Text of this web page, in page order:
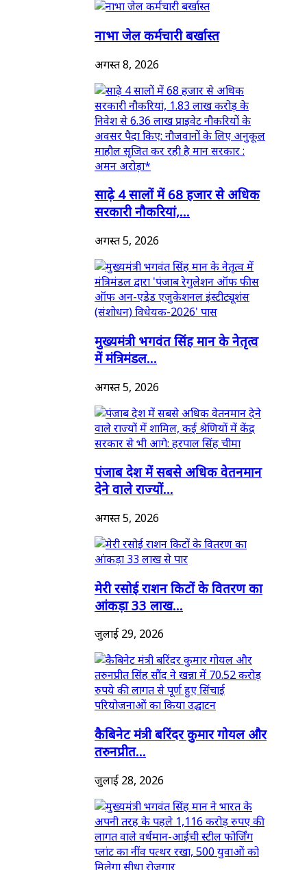
नाभा जेल कर्मचारी बर्खास्त
अगस्त 8, 2026
साढ़े 4 सालों में 68 हजार से अधिक
सरकारी नौकरियां,...
अगस्त 5, 2026
मुख्यमंत्री भगवंत सिंह मान के नेतृत्व
में मंत्रिमंडल...
अगस्त 5, 2026
पंजाब देश में सबसे अधिक वेतनमान
देने वाले राज्यों...
अगस्त 5, 2026
मेरी रसोई राशन किटों के वितरण का
आंकड़ा 33 लाख...
जुलाई 29, 2026
कैबिनेट मंत्री बरिंदर कुमार गोयल और
तरुनप्रीत...
जुलाई 28, 2026